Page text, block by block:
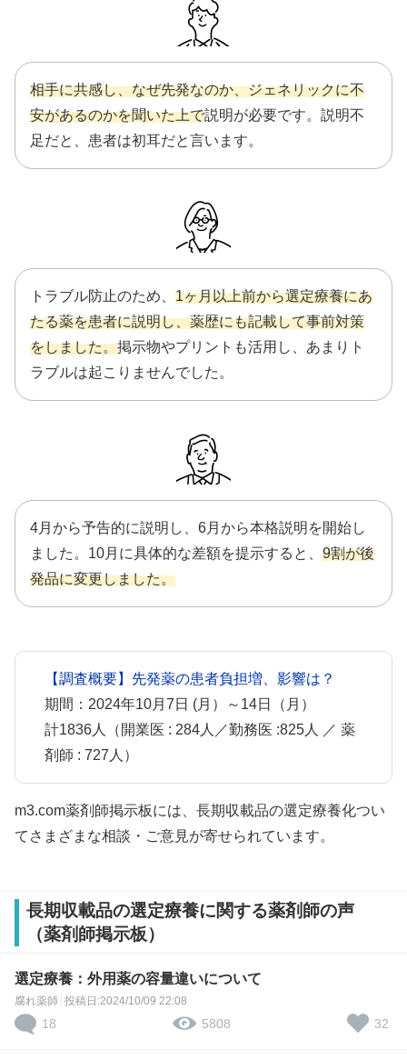
相手に共感し、なぜ先発なのか、ジェネリックに不
安があるのかを聞いた上で説明が必要です。説明不
足だと、患者は初耳だと言います。
トラブル防止のため、 1ヶ月以上前から選定療養にあ
たる薬を患者に説明し、薬歴にも記載して事前対策
をしました。掲示物やプリントも活用し、あまりト
ラブルは起こりませんでした。
4月から予告的に説明し、6月から本格説明を開始し
ました。10月に具体的な差額を提示すると、 9割が後
発品に変更しました。
【調査概要】先発薬の患者負担増、影響は？
期間：2024年10月7日 (月）～14日（月）
計1836人（開業医 : 284人／勤務医 :825人 ／ 薬
剤師 : 727人）
m3.com薬剤師掲示板には、長期収載品の選定療養化つい
てさまざまな相談・ご意見が寄せられています。
長期収載品の選定療養に関する薬剤師の声
（薬剤師掲示板）
選定療養：外用薬の容量違いについて
腐れ薬師 投稿日:2024/10/09 22:08
18 5808 32